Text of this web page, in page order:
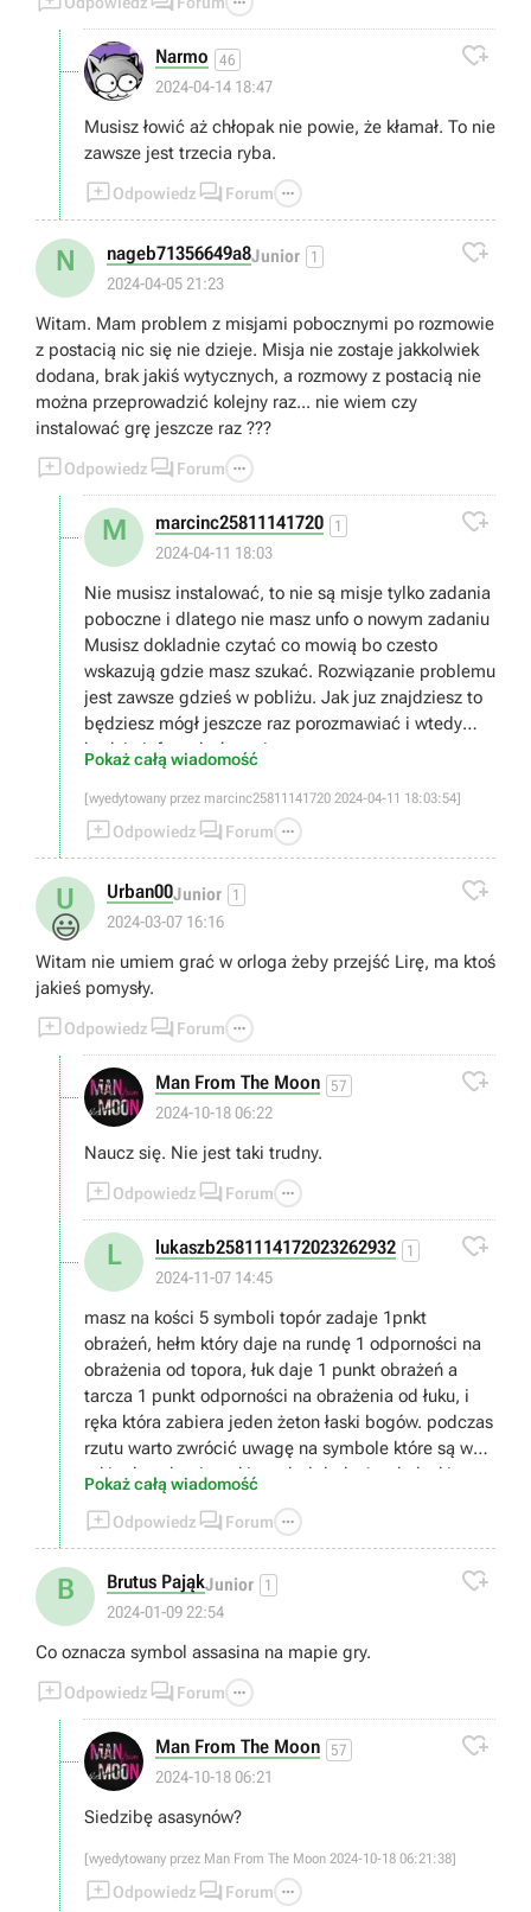
Narmo 46
2024-04-14 18:47

Musisz łowić aż chłopak nie powie, że kłamał. To nie
zawsze jest trzecia ryba.
Odpowiedz  Forum 
N nageb71356649a8Junior 1
2024-04-05 21:23

Witam. Mam problem z misjami pobocznymi po rozmowie
z postacią nic się nie dzieje. Misja nie zostaje jakkolwiek
dodana, brak jakiś wytycznych, a rozmowy z postacią nie
można przeprowadzić kolejny raz... nie wiem czy
instalować grę jeszcze raz ???
Odpowiedz  Forum 
M marcinc25811141720 1
2024-04-11 18:03

Nie musisz instalować, to nie są misje tylko zadania
poboczne i dlatego nie masz unfo o nowym zadaniu
Musisz dokladnie czytać co mowią bo czesto
wskazują gdzie masz szukać. Rozwiązanie problemu
jest zawsze gdzieś w pobliżu. Jak juz znajdziesz to
będziesz mógł jeszcze raz porozmawiać i wtedy
będzie info o ukończeniu.
Pokaż całą wiadomość
[wyedytowany przez marcinc25811141720 2024-04-11 18:03:54]
Odpowiedz  Forum 
U
😃
Urban00Junior 1
2024-03-07 16:16

Witam nie umiem grać w orloga żeby przejść Lirę, ma ktoś
jakieś pomysły.
Odpowiedz  Forum 
Man From The Moon 57
2024-10-18 06:22

Naucz się. Nie jest taki trudny.
Odpowiedz  Forum 
L lukaszb2581114172023262932 1
2024-11-07 14:45

masz na kości 5 symboli topór zadaje 1pnkt
obrażeń, hełm który daje na rundę 1 odporności na
obrażenia od topora, łuk daje 1 punkt obrażeń a
tarcza 1 punkt odporności na obrażenia od łuku, i
ręka która zabiera jeden żeton łaski bogów. podczas
rzutu warto zwrócić uwagę na symbole które są w
takim kwadracie, taki symbol doda 1 pnkt łaski,
punkt łaski wydajesz wybierając łaskę bogów (jaka
to będzie łaska wybierasz przed rozpoczęciem gry o
ile jakieś masz bo zdobywasz je po wygranej partii),
musisz zabrać wszystkie życia przeciwnikowi
Pokaż całą wiadomość
Odpowiedz  Forum 
B Brutus PająkJunior 1
2024-01-09 22:54

Co oznacza symbol assasina na mapie gry.
Odpowiedz  Forum 
Man From The Moon 57
2024-10-18 06:21

Siedzibę asasynów?
[wyedytowany przez Man From The Moon 2024-10-18 06:21:38]
Odpowiedz  Forum 